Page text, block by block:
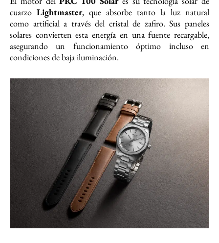
cuarzo Lightmaster, que absorbe tanto la luz natural
como artificial a través del cristal de zafiro. Sus paneles
solares convierten esta energía en una fuente recargable,
asegurando un funcionamiento óptimo incluso en
condiciones de baja iluminación.